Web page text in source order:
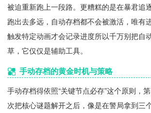
被迫重新跑上一段路。更糟糕的是在暴君追
跑出去多远，自动存档都不会被激活，唯有
触发特定动画才会记录进度所以千万别把自
草，它仅仅是辅助工具。
手动存档的黄金时机与策略
手动存档得依照“关键节点必存”这个原则，
次把核心谜题解开之后，像是在警局拿到三